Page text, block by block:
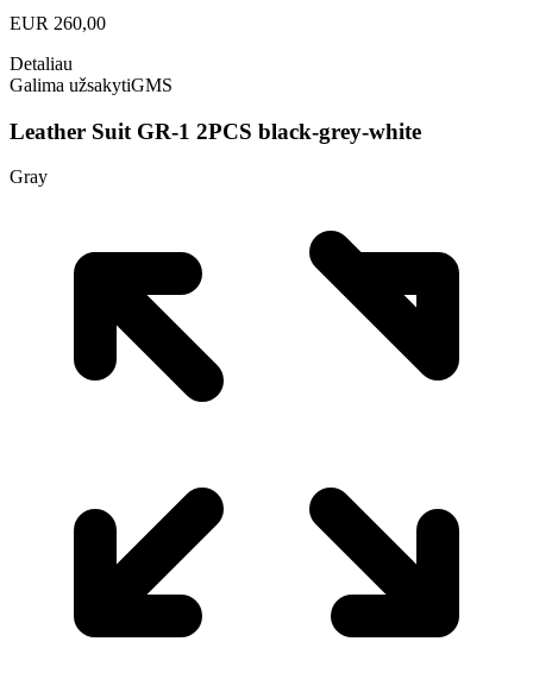
EUR 260,00
Detaliau
Galima užsakytiGMS
Leather Suit GR-1 2PCS black-grey-white
Gray